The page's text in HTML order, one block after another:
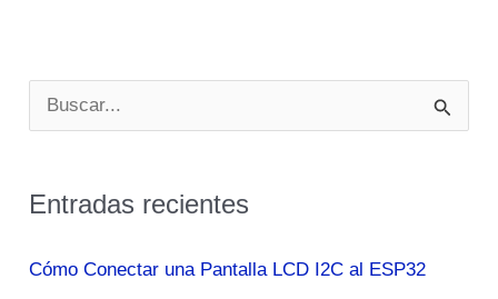
u
c
Entradas recientes
Cómo Conectar una Pantalla LCD I2C al ESP32